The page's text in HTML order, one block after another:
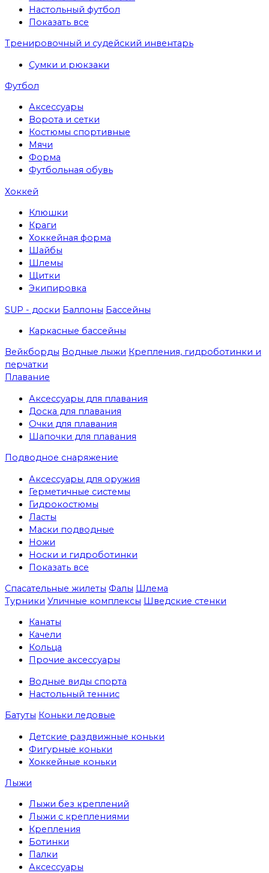
Настольный футбол
Показать все
Тренировочный и судейский инвентарь
Сумки и рюкзаки
Футбол
Аксессуары
Ворота и сетки
Костюмы спортивные
Мячи
Форма
Футбольная обувь
Хоккей
Клюшки
Краги
Хоккейная форма
Шайбы
Шлемы
Щитки
Экипировка
SUP - доски Баллоны Бассейны
Каркасные бассейны
Вейкборды Водные лыжи Крепления, гидроботинки и
перчатки
Плавание
Аксессуары для плавания
Доска для плавания
Очки для плавания
Шапочки для плавания
Подводное снаряжение
Аксессуары для оружия
Герметичные системы
Гидрокостюмы
Ласты
Маски подводные
Ножи
Носки и гидроботинки
Показать все
Спасательные жилеты Фалы Шлема
Турники Уличные комплексы Шведские стенки
Канаты
Качели
Кольца
Прочие аксессуары
Водные виды спорта
Настольный теннис
Батуты Коньки ледовые
Детские раздвижные коньки
Фигурные коньки
Хоккейные коньки
Лыжи
Лыжи без креплений
Лыжи с креплениями
Крепления
Ботинки
Палки
Аксессуары